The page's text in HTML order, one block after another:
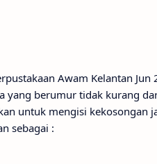
Awam Kelantan
yang berumur tidak kurang
untuk mengisi kekosongan
sebagai :